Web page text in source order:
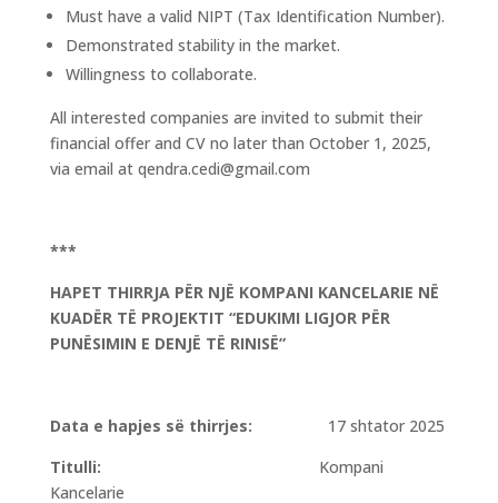
Must have a valid NIPT (Tax Identification Number).
Demonstrated stability in the market.
Willingness to collaborate.
All interested companies are invited to submit their
financial offer and CV no later than October 1, 2025,
via email at qendra.cedi@gmail.com
***
HAPET THIRRJA PËR NJË KOMPANI KANCELARIE NË
KUADËR TË PROJEKTIT “EDUKIMI LIGJOR PËR
PUNËSIMIN E DENJË TË RINISË”
Data e hapjes së thirrjes: 17 shtator 2025
Titulli: Kompani
Kancelarie